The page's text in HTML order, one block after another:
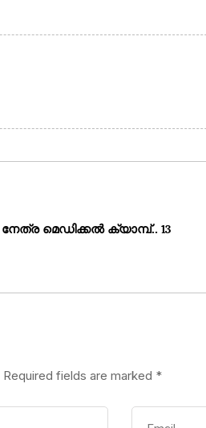
മെഡിക്കൽ ക്യാമ്പ്.. 13
Required fields are marked *